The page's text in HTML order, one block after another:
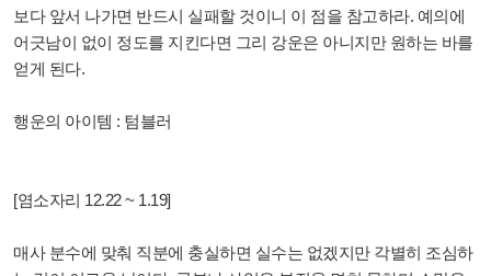
보다 앞서 나가면 반드시 실패할 것이니 이 점을 참고하라. 예의에
어긋남이 없이 정도를 지킨다면 그리 강운은 아니지만 원하는 바를
얻게 된다.
행운의 아이템 : 텀블러
[염소자리 12.22 ~ 1.19]
매사 분수에 맞춰 직분에 충실하면 실수는 없겠지만 각별히 조심하